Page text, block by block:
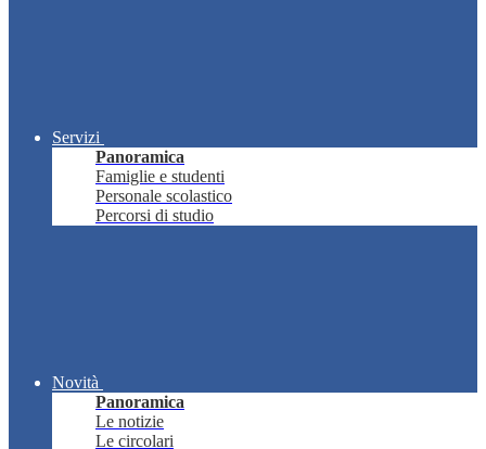
Servizi
Panoramica
Famiglie e studenti
Personale scolastico
Percorsi di studio
Novità
Panoramica
Le notizie
Le circolari